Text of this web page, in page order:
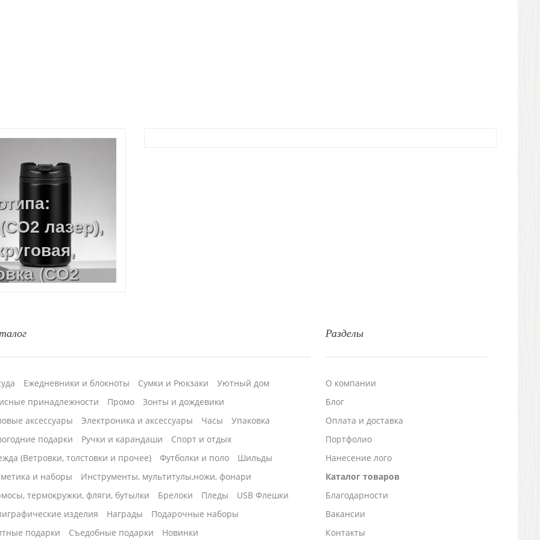
лазер),
(CO2
Разделы
О компании
Блог
Оплата и доставка
Портфолио
Нанесение лого
Каталог товаров
Благодарности
Вакансии
Контакты
Ежедневники и блокноты Сумки и Рюкзаки
Уютный дом
принадлежности
Промо
Зонты и дождевики
аксессуары
Электроника и аксессуары Часы
Упаковка
подарки
Ручки и карандаши
Спорт и отдых
(Ветровки, толстовки и прочее)
Футболки и поло
Шильды
и наборы
Инструменты, мультитулы,ножи, фонари
термокружки, фляги, бутылки
Брелоки Пледы
USB Флешки
изделия
Награды
Подарочные наборы
подарки
Cъедобные подарки Новинки